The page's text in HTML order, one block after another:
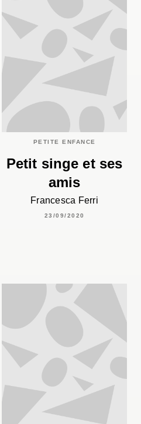
PETITE ENFANCE
Petit singe et ses
amis
Francesca Ferri
23/09/2020